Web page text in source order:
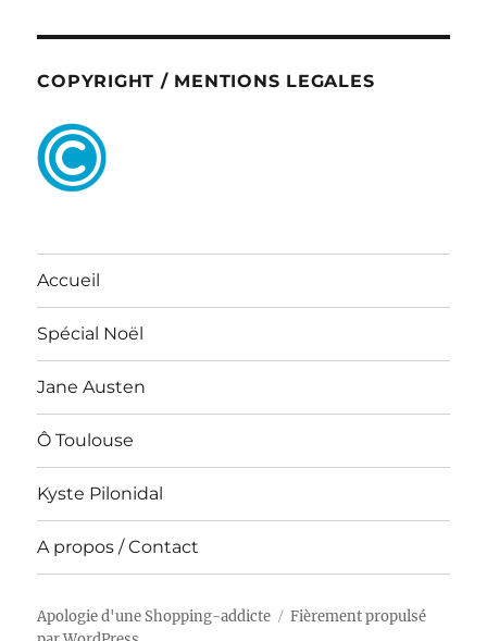
COPYRIGHT / MENTIONS LEGALES
Accueil
Spécial Noël
Jane Austen
Ô Toulouse
Kyste Pilonidal
A propos / Contact
Apologie d'une Shopping-addicte
Fièrement propulsé